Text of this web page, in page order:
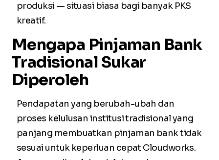
produksi — situasi biasa bagi banyak PKS
kreatif.
Mengapa Pinjaman Bank
Tradisional Sukar
Diperoleh
Pendapatan yang berubah-ubah dan
proses kelulusan institusi tradisional yang
panjang membuatkan pinjaman bank tidak
sesuai untuk keperluan cepat Cloudworks.